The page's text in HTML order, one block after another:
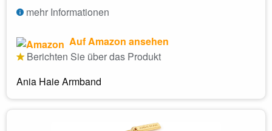
mehr Informationen
Auf Amazon ansehen
Berichten Sie über das Produkt
Ania Haie Armband